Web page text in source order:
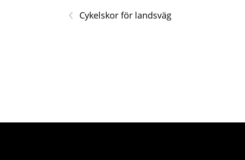
‹ Cykelskor för landsväg